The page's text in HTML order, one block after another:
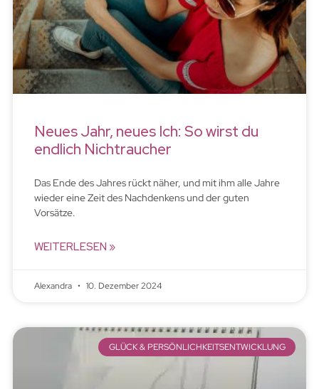
Neues Jahr, neues Ich: So wirst du
endlich Nichtraucher
Das Ende des Jahres rückt näher, und mit ihm alle Jahre
wieder eine Zeit des Nachdenkens und der guten
Vorsätze.
WEITERLESEN »
Alexandra 10. Dezember 2024
GLÜCK & PERSÖNLICHKEITSENTWICKLUNG